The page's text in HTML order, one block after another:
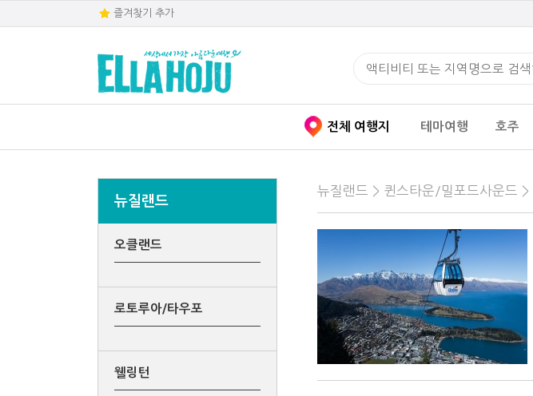
즐겨찾기 추가
전체 여행지 테마여행 호주
뉴질랜드
오클랜드
로토루아/타우포
웰링턴
뉴질랜드 > 퀸스타운/밀포드사운드 >